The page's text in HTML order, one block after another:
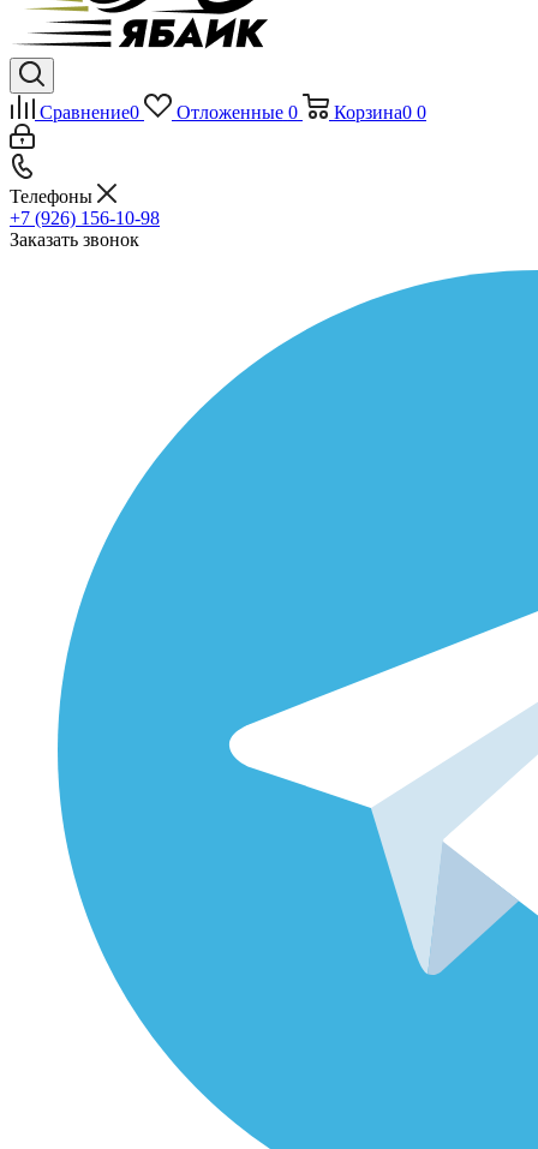
Сравнение0 Отложенные 0 Корзина0 0
Телефоны
+7 (926) 156-10-98
Заказать звонок